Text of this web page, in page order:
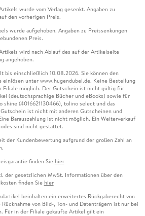
wurde vom Verlag gesenkt. Angaben zu
den vorherigen Preis.
wurde aufgehoben. Angaben zu Preissenkungen
Preis.
wird nach Ablauf des auf der Artikelseite
angehoben.
bis einschließlich 10.08.2026. Sie können den
unter www.hugendubel.de. Keine Bestellung
Filiale möglich. Der Gutschein ist nicht gültig für
(deutschsprachige Bücher und eBooks) sowie für
shine (4016621130466), tolino select und das
ist nicht mit anderen Gutscheinen und
Barauszahlung ist nicht möglich. Ein Weiterverkauf
sind nicht gestattet.
der Kundenbewertung aufgrund der großen Zahl an
finden Sie hier
der gesetzlichen MwSt. Informationen über den
finden Sie hier
beinhalten ein erweitertes Rückgaberecht von
von Bild-, Ton- und Datenträgern ist nur bei
Für in der Filiale gekaufte Artikel gilt ein